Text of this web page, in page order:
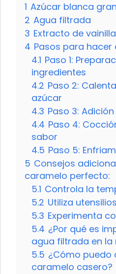
1 Azúcar blanca
2 Agua filtrada
3 Extracto de vainilla
4 Pasos para
4.1 Paso 1:
ingredientes
4.2 Paso 2:
azúcar
4.3 Paso 3:
4.4 Paso 4:
sabor
4.5 Paso 5:
5 Consejos
caramelo perfecto:
5.1 Controla la
5.2 Utiliza
5.3 Experimenta
5.4 ¿Por qué es
agua filtrada en la
5.5 ¿Cómo puedo
caramelo casero?